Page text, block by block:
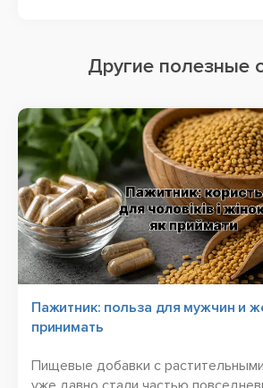
Другие полезные
Пажитник: польза для мужчин и
принимать
Пищевые добавки с